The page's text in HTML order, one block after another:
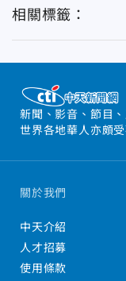
相關標籤：
新聞、影音、節目
世界各地華人亦頗
關於我們
中天介紹
人才招募
使用條款